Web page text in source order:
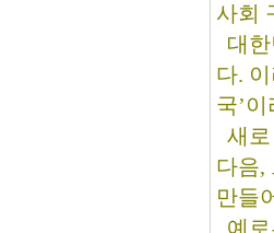
사회
대
다.
국’
새
다음,
만들
예